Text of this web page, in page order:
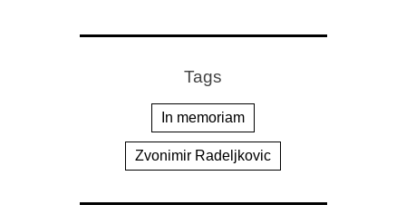
Tags
In memoriam
Zvonimir Radeljkovic